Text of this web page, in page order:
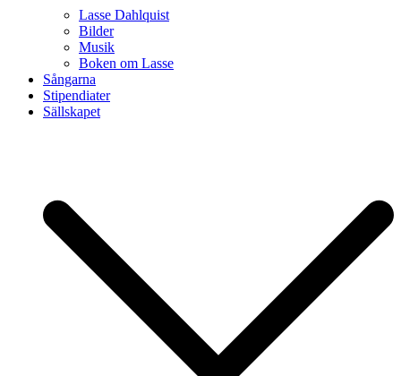
Lasse Dahlquist
Bilder
Musik
Boken om Lasse
Sångarna
Stipendiater
Sällskapet